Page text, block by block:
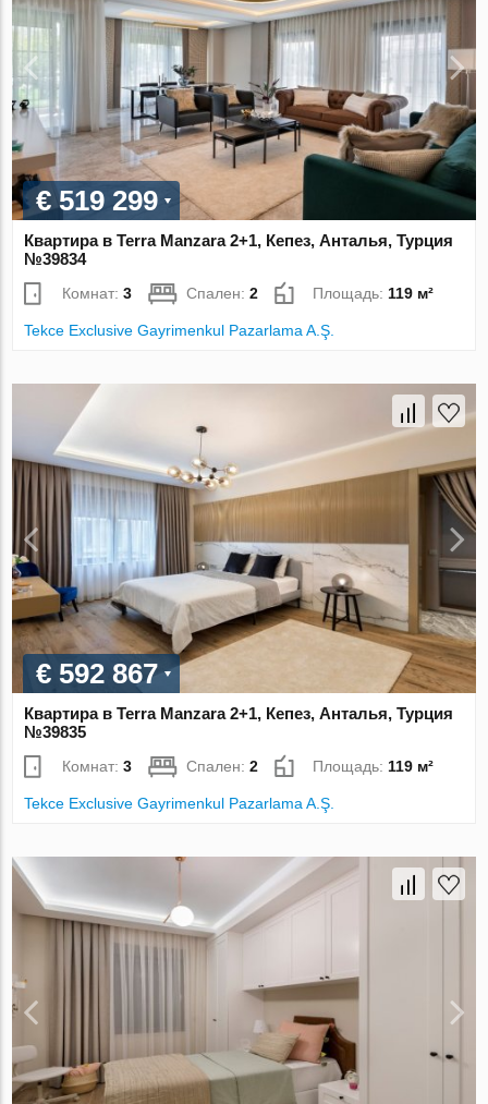
€ 519 299
Квартира в Terra Manzara 2+1, Кепез, Анталья, Турция
№39834
Комнат:3 Спален:2 Площадь:119 м²
Tekce Exclusive Gayrimenkul Pazarlama A.Ş.
€ 592 867
Квартира в Terra Manzara 2+1, Кепез, Анталья, Турция
№39835
Комнат:3 Спален:2 Площадь: 119 м²
Tekce Exclusive Gayrimenkul Pazarlama A.Ş.